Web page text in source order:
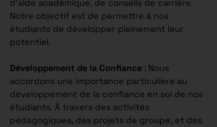
d’aide académique, de conseils de carrière.
Notre objectif est de permettre à nos
étudiants de développer pleinement leur
potentiel.
Développement de la Confiance : Nous
accordons une importance particulière au
développement de la confiance en soi de nos
étudiants. À travers des activités
pédagogiques, des projets de groupe, et des